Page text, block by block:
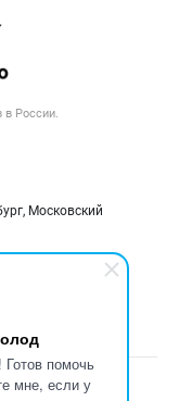
Готов помочь
мне, если у
в России.
Московский
данных
логотипы